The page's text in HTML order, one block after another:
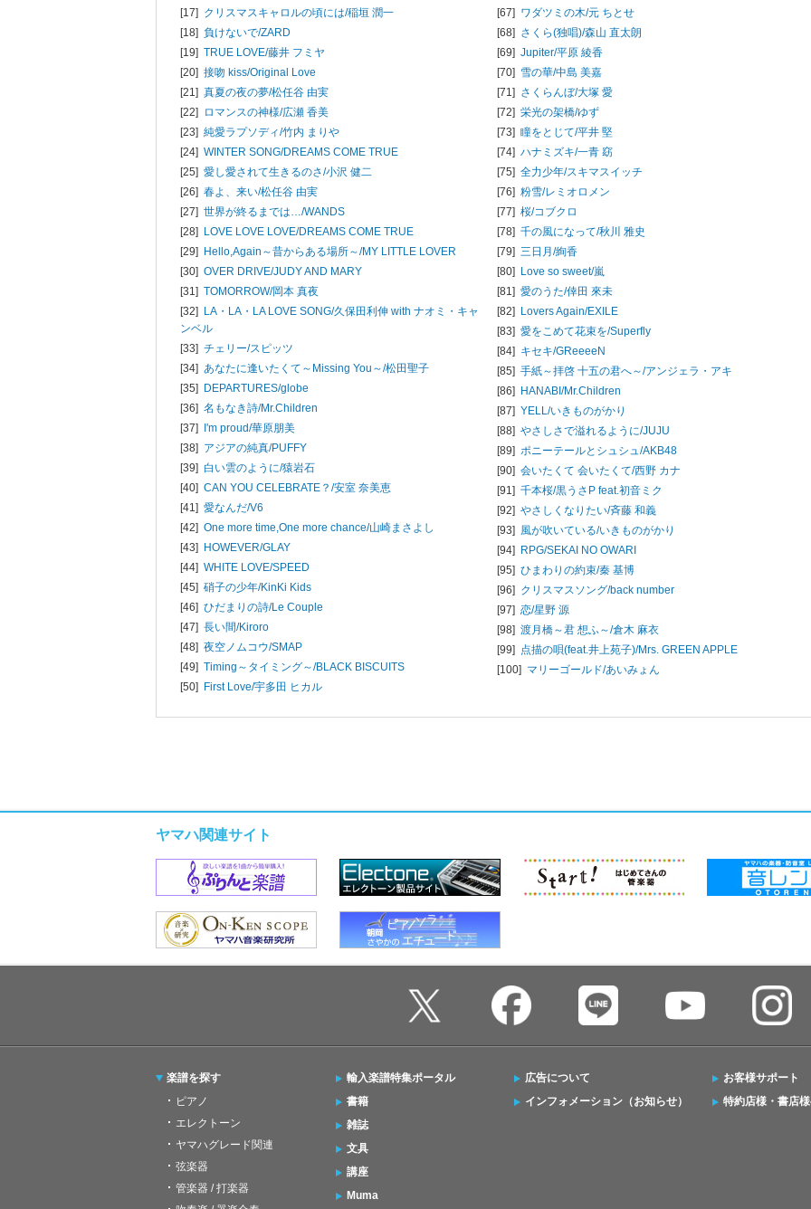
[17] クリスマスキャロルの頃には/稲垣 潤一
[18] 負けないで/ZARD
[19] TRUE LOVE/藤井 フミヤ
[20] 接吻 kiss/Original Love
[21] 真夏の夜の夢/松任谷 由実
[22] ロマンスの神様/広瀬 香美
[23] 純愛ラプソディ/竹内 まりや
[24] WINTER SONG/DREAMS COME TRUE
[25] 愛し愛されて生きるのさ/小沢 健二
[26] 春よ、来い/松任谷 由実
[27] 世界が終るまでは…/WANDS
[28] LOVE LOVE LOVE/DREAMS COME TRUE
[29] Hello,Again～昔からある場所～/MY LITTLE LOVER
[30] OVER DRIVE/JUDY AND MARY
[31] TOMORROW/岡本 真夜
[32] LA・LA・LA LOVE SONG/久保田利伸 with ナオミ・キャ
ンベル
[33] チェリー/スピッツ
[34] あなたに逢いたくて～Missing You～/松田聖子
[35] DEPARTURES/globe
[36] 名もなき詩/Mr.Children
[37] I'm proud/華原朋美
[38] アジアの純真/PUFFY
[39] 白い雲のように/猿岩石
[40] CAN YOU CELEBRATE？/安室 奈美恵
[41] 愛なんだ/V6
[42] One more time,One more chance/山崎まさよし
[43] HOWEVER/GLAY
[44] WHITE LOVE/SPEED
[45] 硝子の少年/KinKi Kids
[46] ひだまりの詩/Le Couple
[47] 長い間/Kiroro
[48] 夜空ノムコウ/SMAP
[49] Timing～タイミング～/BLACK BISCUITS
[50] First Love/宇多田 ヒカル
[67] ワダツミの木/元 ちとせ
[68] さくら(独唱)/森山 直太朗
[69] Jupiter/平原 綾香
[70] 雪の華/中島 美嘉
[71] さくらんぼ/大塚 愛
[72] 栄光の架橋/ゆず
[73] 瞳をとじて/平井 堅
[74] ハナミズキ/一青 窈
[75] 全力少年/スキマスイッチ
[76] 粉雪/レミオロメン
[77] 桜/コブクロ
[78] 千の風になって/秋川 雅史
[79] 三日月/絢香
[80] Love so sweet/嵐
[81] 愛のうた/倖田 來未
[82] Lovers Again/EXILE
[83] 愛をこめて花束を/Superfly
[84] キセキ/GReeeeN
[85] 手紙～拝啓 十五の君へ～/アンジェラ・アキ
[86] HANABI/Mr.Children
[87] YELL/いきものがかり
[88] やさしさで溢れるように/JUJU
[89] ポニーテールとシュシュ/AKB48
[90] 会いたくて 会いたくて/西野 カナ
[91] 千本桜/黒うさP feat.初音ミク
[92] やさしくなりたい/斉藤 和義
[93] 風が吹いている/いきものがかり
[94] RPG/SEKAI NO OWARI
[95] ひまわりの約束/秦 基博
[96] クリスマスソング/back number
[97] 恋/星野 源
[98] 渡月橋～君 想ふ～/倉木 麻衣
[99] 点描の唄(feat.井上苑子)/Mrs. GREEN APPLE
[100] マリーゴールド/あいみょん
ヤマハ関連サイト
楽譜を探す
ピアノ
エレクトーン
ヤマハグレード関連
弦楽器
管楽器 / 打楽器
輸入楽譜特集ポータル
書籍
雑誌
文具
講座
Muma
広告について
インフォメーション（お知らせ）
お客様サポート
特約店様・書店